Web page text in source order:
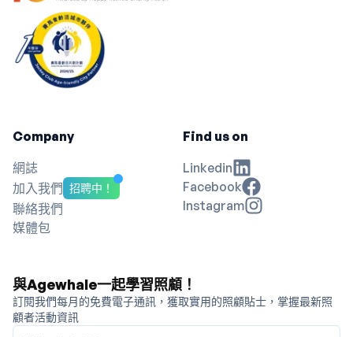
Company
網誌
加入我們 招聘中！
聯絡我們
媒體包
Find us on
Linkedin
Facebook
Instagram
與Agewhale一起學習照顧！
訂閱我們每月的免費電子通訊，獲取實用的照顧貼士，掌握最新照
顧者活動資訊
請輸入你的名稱
請輸入你的電郵地址